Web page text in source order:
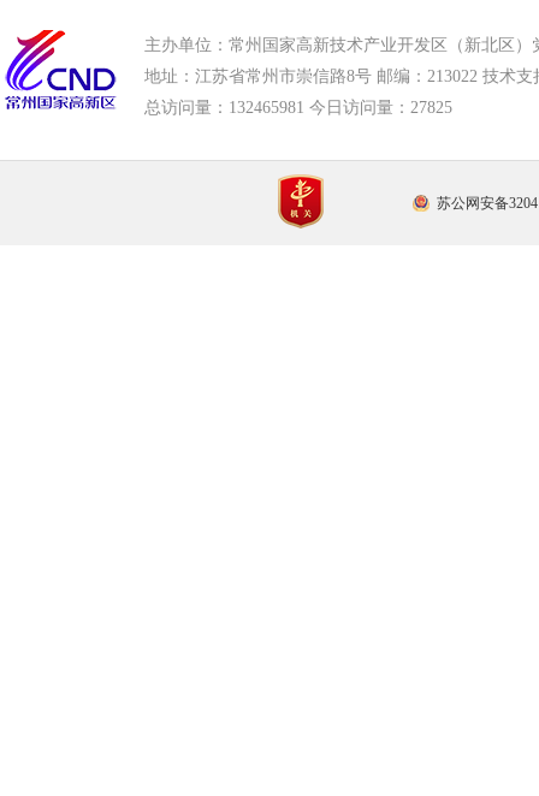
主办单位：常州国家高新技术产业开发区（新北区）
地址：江苏省常州市崇信路8号 邮编：213022 技术支
总访问量： 132465981 今日访问量： 27825
苏公网安备